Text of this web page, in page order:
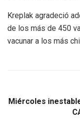
Kreplak agradeció
de los más de 450
vacunar a los más
Miércoles